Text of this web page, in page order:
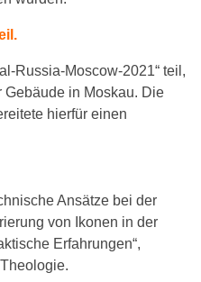
Russia-Moscow-2021“ teil,
in Moskau. Die
hierfür einen
Ansätze bei der
von Ikonen in der
Erfahrungen“,